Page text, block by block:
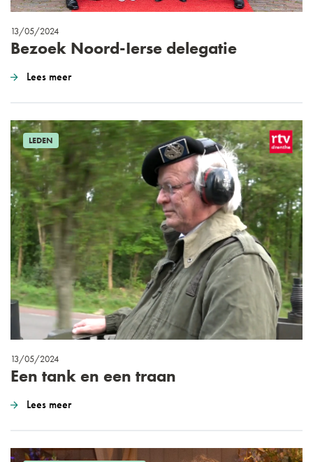
13/05/2024
Bezoek Noord-Ierse delegatie
Lees meer
LEDEN
13/05/2024
Een tank en een traan
Lees meer